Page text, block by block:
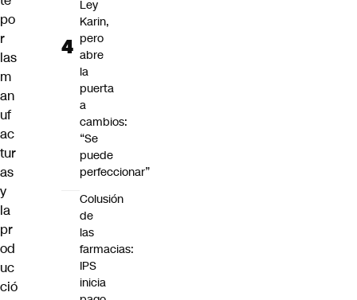
po
r
las
m
an
uf
ac
tur
as
y
la
pr
od
uc
ció
Ley
Karin,
pero
abre
la
puerta
a
cambios:
“Se
puede
perfeccionar”
Colusión
de
las
farmacias:
IPS
inicia